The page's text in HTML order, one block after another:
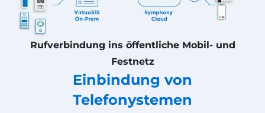
Rufverbindung ins öffentliche Mobil- und
Festnetz
Einbindung von
Telefonystemen